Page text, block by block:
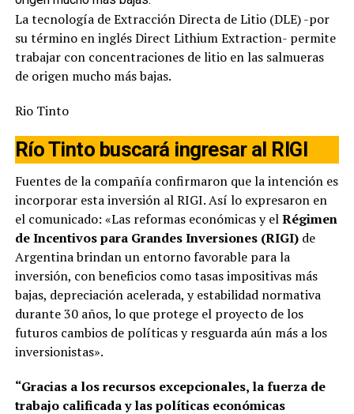
La tecnología de Extracción Directa de Litio (DLE) -por
su término en inglés Direct Lithium Extraction- permite
trabajar con concentraciones de litio en las salmueras
de origen mucho más bajas.
Rio Tinto
Río Tinto buscará ingresar al RIGI
Fuentes de la compañía confirmaron que la intención es
incorporar esta inversión al RIGI. Así lo expresaron en
el comunicado: «Las reformas económicas y elRégimen
de Incentivos para Grandes Inversiones (RIGI) de
Argentina brindan un entorno favorable para la
inversión, con beneficios como tasas impositivas más
bajas, depreciación acelerada, y estabilidad normativa
durante 30 años, lo que protege el proyecto de los
futuros cambios de políticas y resguarda aún más a los
inversionistas».
“Gracias a los recursos excepcionales, la fuerza de
trabajo calificada y las políticas económicas